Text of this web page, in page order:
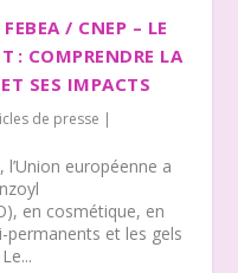
/ CNEP – LE
: COMPRENDRE LA
SES IMPACTS
de presse |
européenne a
en cosmétique, en
permanents et les gels